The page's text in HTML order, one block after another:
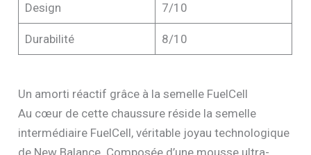
Design 7/10
Durabilité 8/10
Un amorti réactif grâce à la semelle FuelCell
Au cœur de cette chaussure réside la semelle
intermédiaire FuelCell, véritable joyau technologique